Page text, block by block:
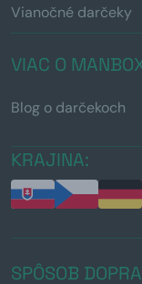
Vianočné darčeky
VIAC O
Blog o darčekoch
KRAJINA:
SPÔSOB